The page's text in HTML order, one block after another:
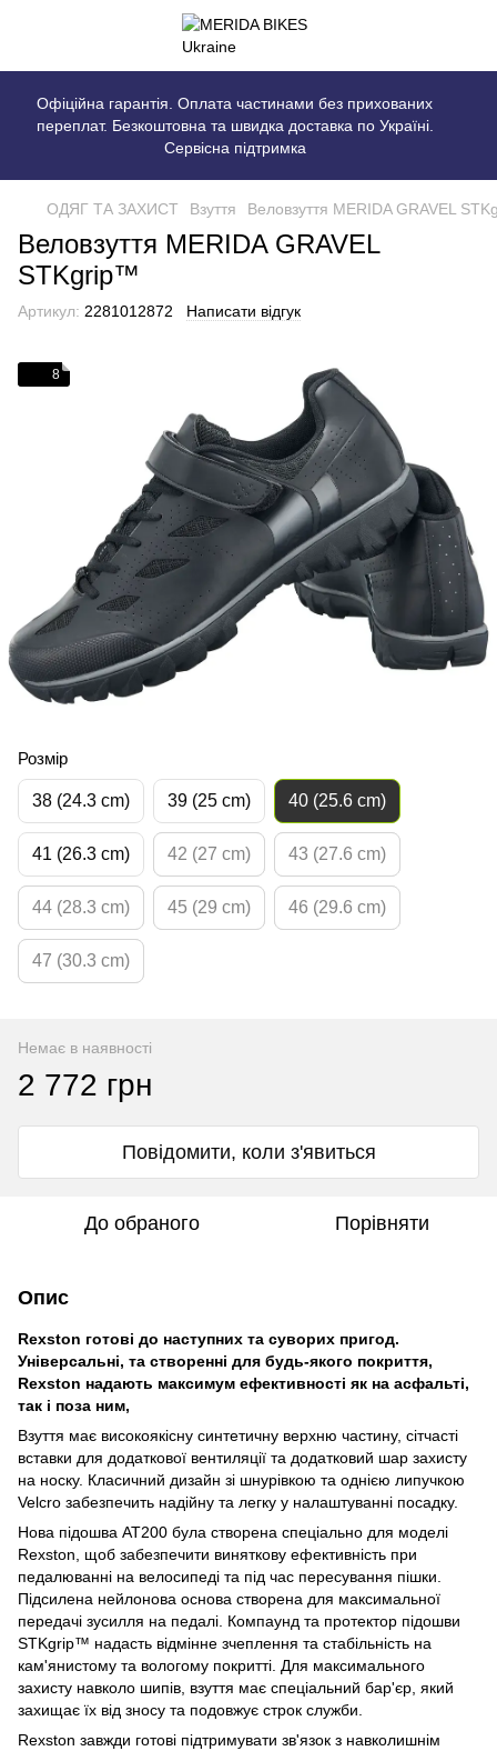
Офіційна гарантія. Оплата частинами без прихованих
переплат. Безкоштовна та швидка доставка по Україні.
Сервісна підтримка
ОДЯГ ТА ЗАХИСТ Взуття Веловзуття MERIDA GRAVEL
Веловзуття MERIDA GRAVEL
STKgrip™
Артикул: 2281012872 Написати відгук
8
Розмір
38 (24.3 cm) 39 (25 cm) 40 (25.6 cm)
41 (26.3 cm) 42 (27 cm) 43 (27.6 cm)
44 (28.3 cm) 45 (29 cm) 46 (29.6 cm)
47 (30.3 cm)
Немає в наявності
2 772 грн
Повідомити, коли з'явиться
До обраного Порівняти
Опис
Rexston готові до наступних та суворих пригод.
Універсальні, та створенні для будь-якого покриття,
Rexston надають максимум ефективності як на асфальті,
так і поза ним,
Взуття має високоякісну синтетичну верхню частину, сітчасті
вставки для додаткової вентиляції та додатковий шар захисту
на носку. Класичний дизайн зі шнурівкою та однією липучкою
Velcro забезпечить надійну та легку у налаштуванні посадку.
Нова підошва AT200 була створена спеціально для моделі
Rexston, щоб забезпечити виняткову ефективність при
педалюванні на велосипеді та під час пересування пішки.
Підсилена нейлонова основа створена для максимальної
передачі зусилля на педалі. Компаунд та протектор підошви
STKgrip™ надасть відмінне зчеплення та стабільність на
кам'янистому та вологому покритті. Для максимального
захисту навколо шипів, взуття має спеціальний бар'єр, який
захищає їх від зносу та подовжує строк служби.
Rexston завжди готові підтримувати зв'язок з навколишнім